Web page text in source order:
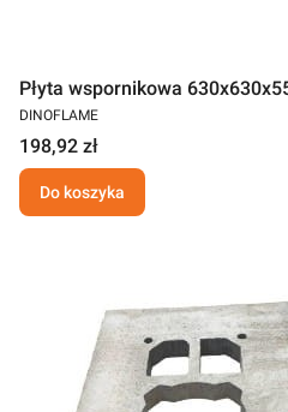
Płyta wspornikowa
DINOFLAME
198,92 zł
Do koszyka